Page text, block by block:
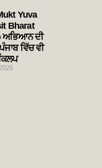
Yuva
Bharat
ਅਭਿਆਨ ਦੀ
ਵਿੱਚ ਵੀ